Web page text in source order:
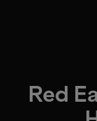
Red